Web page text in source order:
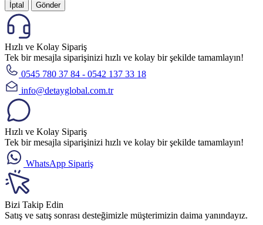
İptal Gönder
Hızlı ve Kolay Sipariş
Tek bir mesajla siparişinizi hızlı ve kolay bir şekilde tamamlayın!
0545 780 37 84 - 0542 137 33 18
info@detayglobal.com.tr
Hızlı ve Kolay Sipariş
Tek bir mesajla siparişinizi hızlı ve kolay bir şekilde tamamlayın!
WhatsApp Sipariş
Bizi Takip Edin
Satış ve satış sonrası desteğimizle müşterimizin daima yanındayız.